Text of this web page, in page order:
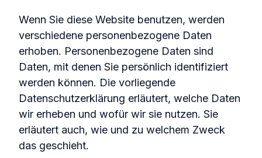
Wenn Sie diese Website benutzen, werden
verschiedene personenbezogene Daten
erhoben. Personenbezogene Daten sind
Daten, mit denen Sie persönlich identifiziert
werden können. Die vorliegende
Datenschutzerklärung erläutert, welche Daten
wir erheben und wofür wir sie nutzen. Sie
erläutert auch, wie und zu welchem Zweck
das geschieht.